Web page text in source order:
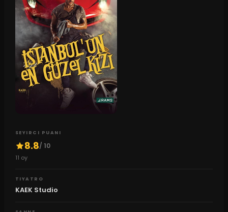
SEYIRCI PUANI
8.8/ 10
11 oy
TIYATRO
KAEK Studio